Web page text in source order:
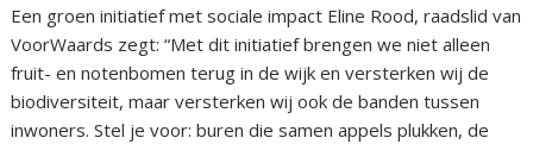
Een groen initiatief met sociale impact Eline Rood, raadslid van
VoorWaards zegt: “Met dit initiatief brengen we niet alleen
fruit- en notenbomen terug in de wijk en versterken wij de
biodiversiteit, maar versterken wij ook de banden tussen
inwoners. Stel je voor: buren die samen appels plukken, de